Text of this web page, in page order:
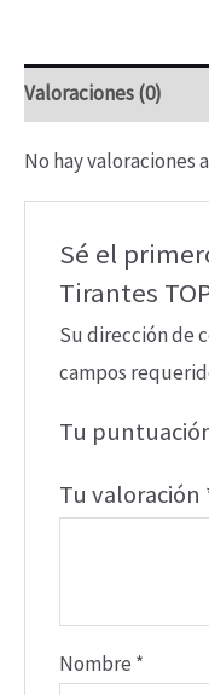
Valoraciones (0)
No hay valoraciones
Sé el
Tirantes
Su dirección de
campos
Tu
Tu valoración
Nombre *